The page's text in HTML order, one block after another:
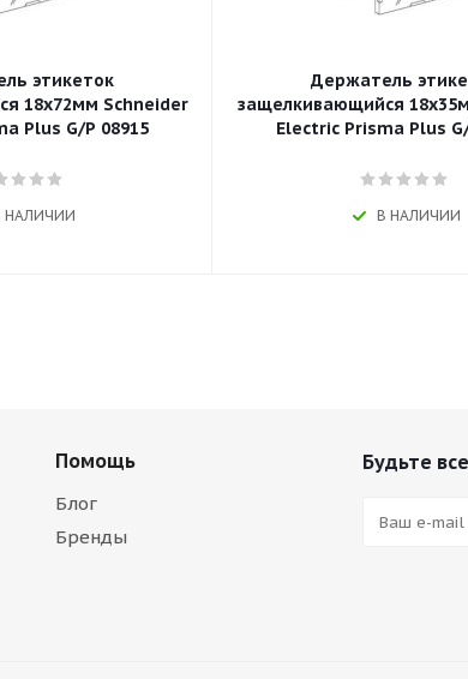
этикеток
18x72мм Schneider
Plus G/P 08915
НАЛИЧИИ
Держатель
защелкивающийся
Electric Prisma Plus
В НАЛИЧИИ
Помощь
Блог
Бренды
Будьте